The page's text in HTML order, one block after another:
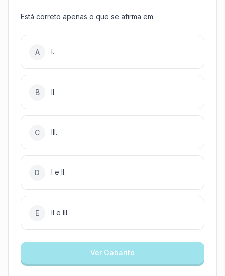
Está correto apenas o que se afirma em
A I.
B II.
C III.
D I e II.
E II e III.
Ver Gabarito